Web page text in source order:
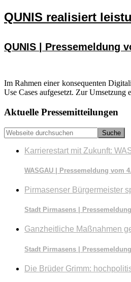
QUNIS realisiert
QUNIS | Pressemeldung
Im Rahmen einer konsequenten
Use Cases aufgesetzt. Zur
Seitenspalte
Aktuelle Pressemitteilungen
Webseite
durchsuchen
Karrierestart mit Zukunft:
WASGAU | Pressemeldung vom
Pirmasenser Bürgermeister
Stadt Pirmasens |
Ganzheitliche Maßnahmen
Stadt Pirmasens |
Die Brüder Grimm: